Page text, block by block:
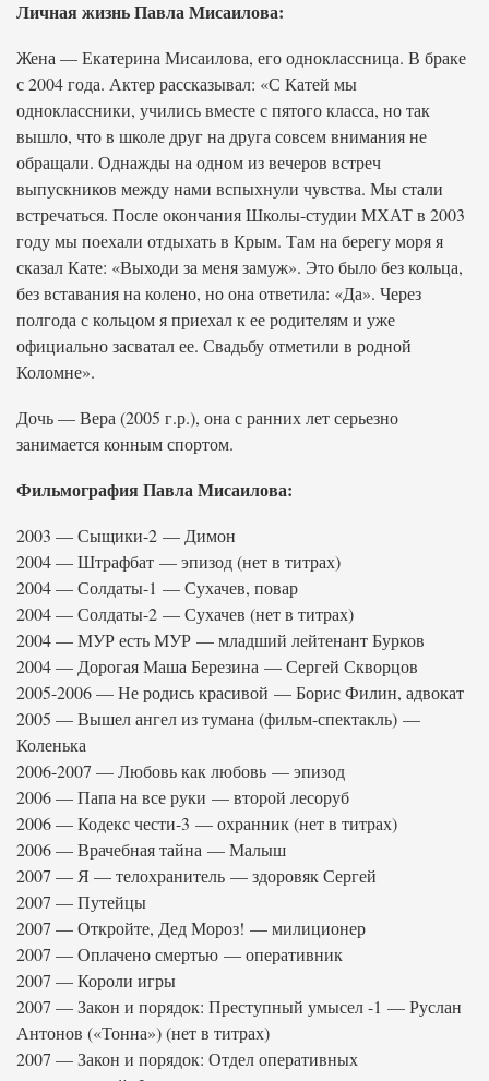
Личная жизнь Павла Мисаилова:
Жена — Екатерина Мисаилова, его одноклассница. В браке
с 2004 года. Актер рассказывал: «С Катей мы
одноклассники, учились вместе с пятого класса, но так
вышло, что в школе друг на друга совсем внимания не
обращали. Однажды на одном из вечеров встреч
выпускников между нами вспыхнули чувства. Мы стали
встречаться. После окончания Школы-студии МХАТ в 2003
году мы поехали отдыхать в Крым. Там на берегу моря я
сказал Кате: «Выходи за меня замуж». Это было без кольца,
без вставания на колено, но она ответила: «Да». Через
полгода с кольцом я приехал к ее родителям и уже
официально засватал ее. Свадьбу отметили в родной
Коломне».
Дочь — Вера (2005 г.р.), она с ранних лет серьезно
занимается конным спортом.
Фильмография Павла Мисаилова:
2003 — Сыщики-2 — Димон
2004 — Штрафбат — эпизод (нет в титрах)
2004 — Солдаты-1 — Сухачев, повар
2004 — Солдаты-2 — Сухачев (нет в титрах)
2004 — МУР есть МУР — младший лейтенант Бурков
2004 — Дорогая Маша Березина — Сергей Скворцов
2005-2006 — Не родись красивой — Борис Филин, адвокат
2005 — Вышел ангел из тумана (фильм-спектакль) —
Коленька
2006-2007 — Любовь как любовь — эпизод
2006 — Папа на все руки — второй лесоруб
2006 — Кодекс чести-3 — охранник (нет в титрах)
2006 — Врачебная тайна — Малыш
2007 — Я — телохранитель — здоровяк Сергей
2007 — Путейцы
2007 — Откройте, Дед Мороз! — милиционер
2007 — Оплачено смертью — оперативник
2007 — Короли игры
2007 — Закон и порядок: Преступный умысел -1 — Руслан
Антонов («Тонна») (нет в титрах)
2007 — Закон и порядок: Отдел оперативных